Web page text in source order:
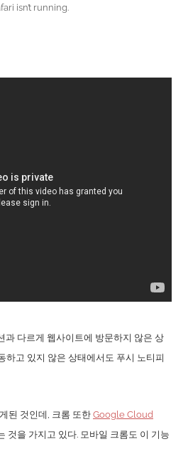
isn’t running.
과 다르게 웹사이트에 방문하지 않은 상
하고 있지 않은 상태에서도 푸시 노티피
된 것인데, 크롬 또한Google Cloud
것을 가지고 있다. 모바일 크롬도 이 기능